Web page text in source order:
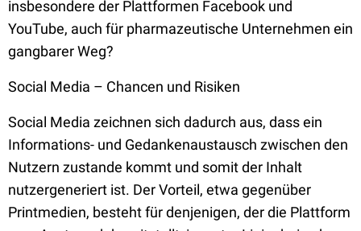
insbesondere der Plattformen Facebook und
YouTube, auch für pharmazeutische Unternehmen ein
gangbarer Weg?
Social Media – Chancen und Risiken
Social Media zeichnen sich dadurch aus, dass ein
Informations- und Gedankenaustausch zwischen den
Nutzern zustande kommt und somit der Inhalt
nutzergeneriert ist. Der Vorteil, etwa gegenüber
Printmedien, besteht für denjenigen, der die Plattform